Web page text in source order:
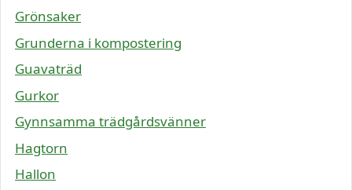
Grönsaker
Grunderna i kompostering
Guavaträd
Gurkor
Gynnsamma trädgårdsvänner
Hagtorn
Hallon